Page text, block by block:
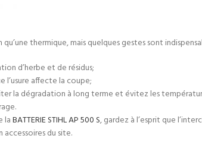
thermique, mais quelques gestes sont
d’herbe et de résidus;
l’usure affecte la coupe;
la dégradation à long terme et évitez les
laBATTERIE STIHL AP 500 S, gardez à l’esprit que
du site.